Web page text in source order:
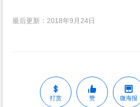
最后更新：2018年9月24日
打赏 赞 微海报